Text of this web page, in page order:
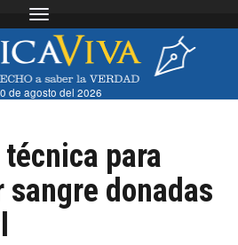
Toggle navigation
de agosto del 2026
para
donadas